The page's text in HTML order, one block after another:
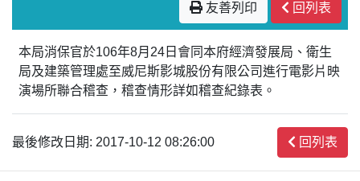
友善列印 回列表
本局消保官於106年8月24日會同本府經濟發展局、衛生
局及建築管理處至威尼斯影城股份有限公司進行電影片映
演場所聯合稽查，稽查情形詳如稽查紀錄表。
最後修改日期: 2017-10-12 08:26:00 回列表